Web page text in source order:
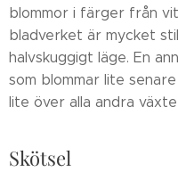
blommor i färger från
bladverket är mycket
halvskuggigt läge. En
som blommar lite
lite över alla andra
Skötsel